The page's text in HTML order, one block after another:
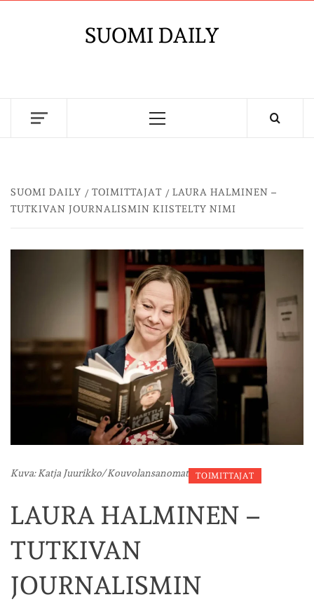
SUOMI DAILY
Primary
SUOMI DAILY TOIMITTAJAT
LAURA HALMINEN –
TUTKIVAN JOURNALISMIN KIISTELTY NIMI
Kuva: Katja Juurikko/ Kouvolansanomat TOIMITTAJAT
LAURA HALMINEN –
TUTKIVAN
JOURNALISMIN